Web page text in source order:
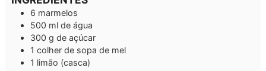
6 marmelos
500 ml de água
300 g de açúcar
1 colher de sopa de mel
1 limão (casca)